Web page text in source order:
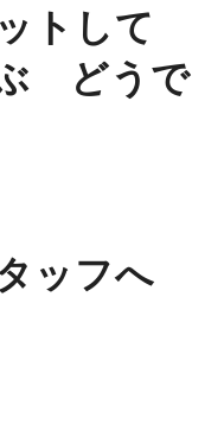
トして
どうで
ッフへ